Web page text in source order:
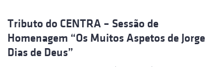
Tributo do CENTRA – Sessão de
Homenagem “Os Muitos Aspetos de Jorge
Dias de Deus”